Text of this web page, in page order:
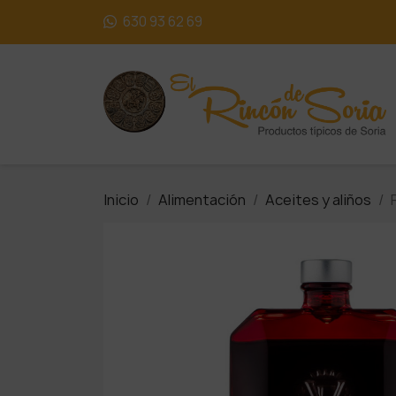
630 93 62 69
Inicio Alimentación Aceites y aliños